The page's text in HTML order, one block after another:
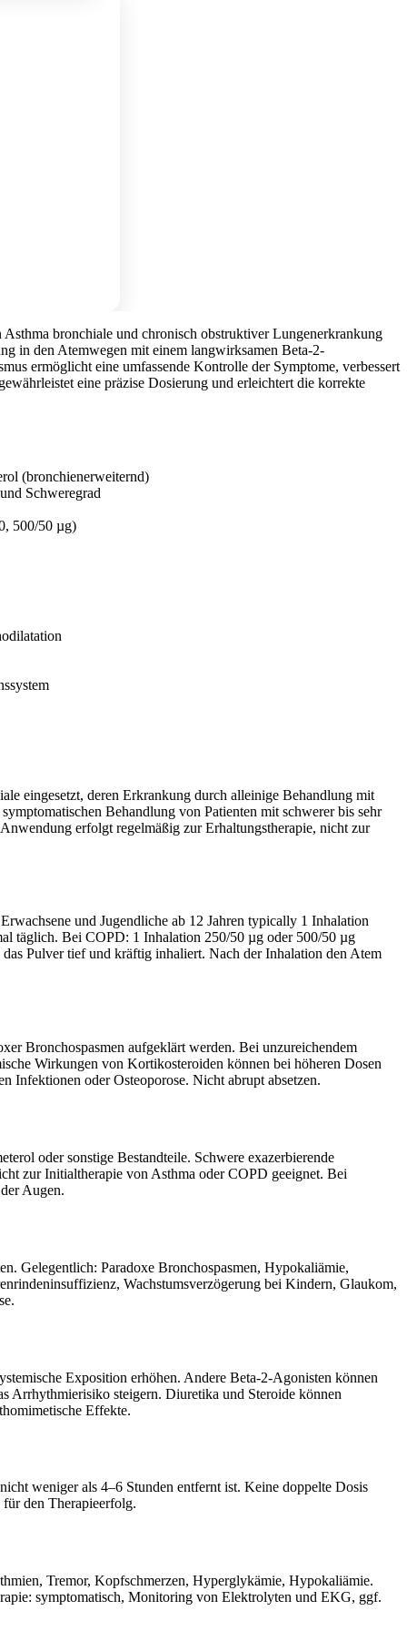
bronchiale und chronisch obstruktiver Lungenerkrankung
in den Atemwegen mit einem langwirksamen Beta-2-
ermöglicht eine umfassende Kontrolle der Symptome, verbessert
eine präzise Dosierung und erleichtert die korrekte
(bronchienerweiternd)
Schweregrad
500/50 µg)
eingesetzt, deren Erkrankung durch alleinige Behandlung mit
Behandlung von Patienten mit schwerer bis sehr
erfolgt regelmäßig zur Erhaltungstherapie, nicht zur
und Jugendliche ab 12 Jahren typically 1 Inhalation
täglich. Bei COPD: 1 Inhalation 250/50 µg oder 500/50 µg
Pulver tief und kräftig inhaliert. Nach der Inhalation den Atem
Bronchospasmen aufgeklärt werden. Bei unzureichendem
Wirkungen von Kortikosteroiden können bei höheren Dosen
Infektionen oder Osteoporose. Nicht abrupt absetzen.
oder sonstige Bestandteile. Schwere exazerbierende
zur Initialtherapie von Asthma oder COPD geeignet. Bei
Augen.
Gelegentlich: Paradoxe Bronchospasmen, Hypokaliämie,
Wachstumsverzögerung bei Kindern, Glaukom,
Exposition erhöhen. Andere Beta-2-Agonisten können
Arrhythmierisiko steigern. Diuretika und Steroide können
Effekte.
weniger als 4–6 Stunden entfernt ist. Keine doppelte Dosis
den Therapieerfolg.
Tremor, Kopfschmerzen, Hyperglykämie, Hypokaliämie.
symptomatisch, Monitoring von Elektrolyten und EKG, ggf.